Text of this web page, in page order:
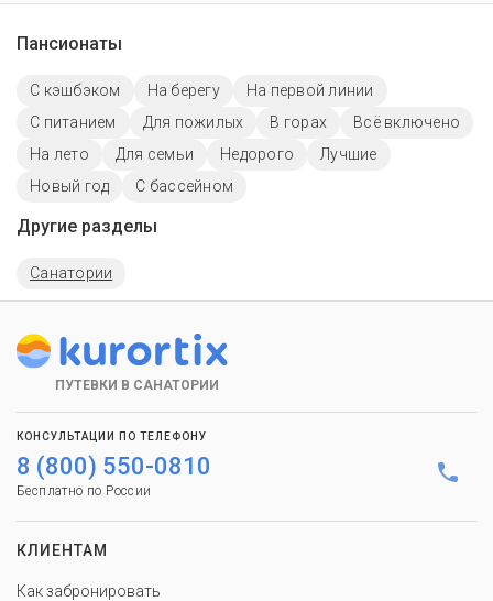
Пансионаты
С кэшбэком На берегу
На первой линии
С питанием
Для пожилых В горах
Всё включено
На лето
Для семьи Недорого
Лучшие
Новый год
C бассейном
Другие разделы
Санатории
ПУТЕВКИ В САНАТОРИИ
КОНСУЛЬТАЦИИ ПО ТЕЛЕФОНУ
8 (800) 550-0810
Бесплатно по России
КЛИЕНТАМ
Как забронировать